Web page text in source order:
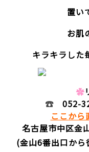
置い
お肌
キラキラした
✿
☎ 052-
ここから
名古屋市中区金
(金山6番出口から